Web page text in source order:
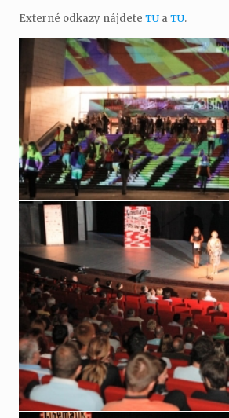
Externé odkazy nájdeteTU aTU.